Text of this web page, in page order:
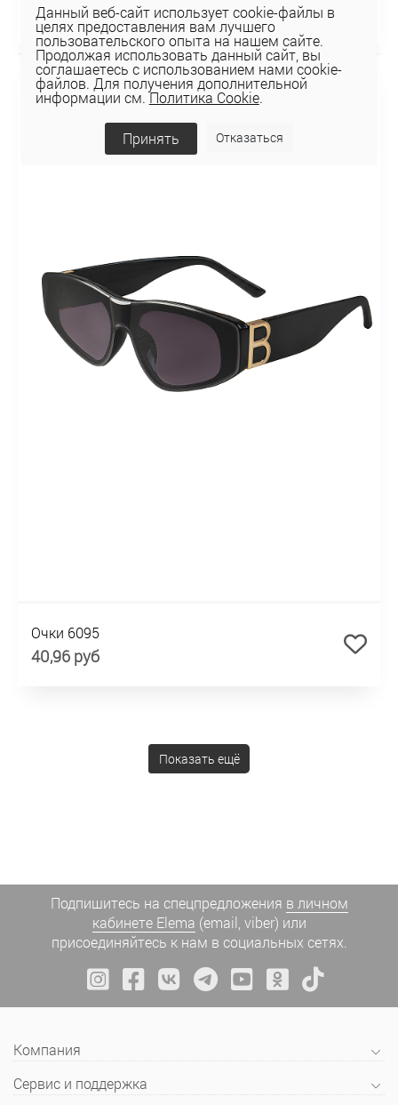
40,96 руб
Очки 6095
40,96 руб
Показать ещё
Подпишитесь на спецпредложения в личном
кабинете Elema (email, viber) или
присоединяйтесь к нам в социальных сетях.
Компания
Сервис и поддержка
Данный веб-сайт использует cookie-файлы в
целях предоставления вам лучшего
пользовательского опыта на нашем сайте.
Продолжая использовать данный сайт, вы
соглашаетесь с использованием нами cookie-
файлов. Для получения дополнительной
информации см.Политика Cookie.
Принять Отказаться